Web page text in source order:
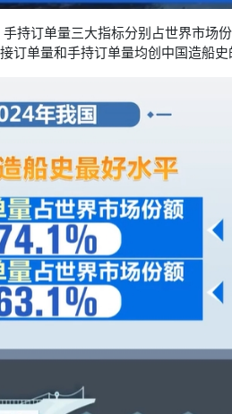
持订单量三大指标分别占世界市场
订单量和手持订单量均创中国造船史